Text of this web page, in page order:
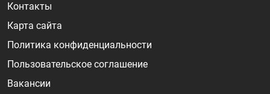
Контакты
Карта сайта
Политика конфиденциальности
Пользовательское соглашение
Вакансии